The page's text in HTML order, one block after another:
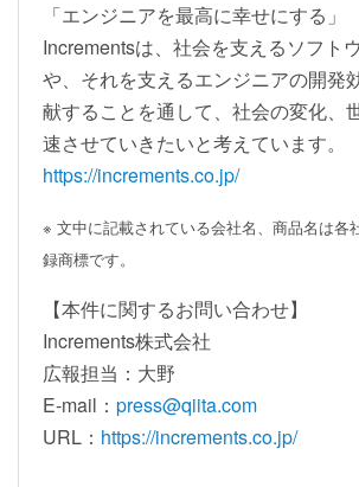
「エンジニアを最高に幸せにする」
Incrementsは、社会を支えるソフト
や、それを支えるエンジニアの開発
献することを通して、社会の変化、
速させていきたいと考えています。
https://increments.co.jp/
※ 文中に記載されている会社名、商品名は各
録商標です。
【本件に関するお問い合わせ】
Increments株式会社
広報担当：大野
E-mail： press@qiita.com
URL： https://increments.co.jp/